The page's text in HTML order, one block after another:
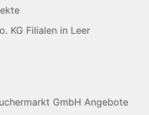
KG Filialen in Leer
GmbH Angebote